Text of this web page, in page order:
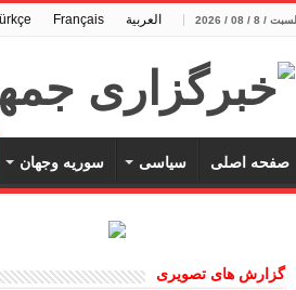
السبت / 8 / 08 / 2026 العربية Français
صفحه اصلی سیاسی سوریه وجهان
گزارش های تصویری